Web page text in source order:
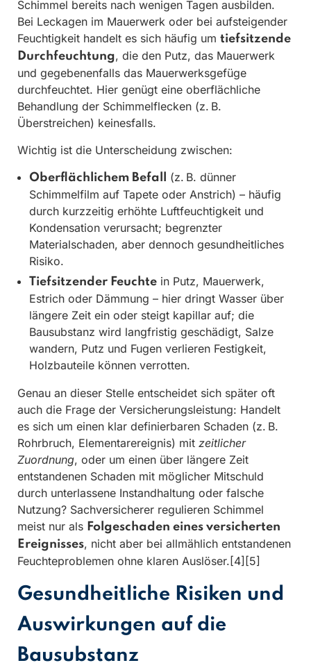
Schimmel bereits nach wenigen Tagen ausbilden.
Bei Leckagen im Mauerwerk oder bei aufsteigender
Feuchtigkeit handelt es sich häufig um tiefsitzende
Durchfeuchtung, die den Putz, das Mauerwerk
und gegebenenfalls das Mauerwerksgefüge
durchfeuchtet. Hier genügt eine oberflächliche
Behandlung der Schimmelflecken (z. B.
Überstreichen) keinesfalls.
Wichtig ist die Unterscheidung zwischen:
Oberflächlichem Befall
(z. B. dünner
Schimmelfilm auf Tapete oder Anstrich) – häufig
durch kurzzeitig erhöhte Luftfeuchtigkeit und
Kondensation verursacht; begrenzter
Materialschaden, aber dennoch gesundheitliches
Risiko.
Tiefsitzender Feuchte in Putz, Mauerwerk,
Estrich oder Dämmung – hier dringt Wasser über
längere Zeit ein oder steigt kapillar auf; die
Bausubstanz wird langfristig geschädigt, Salze
wandern, Putz und Fugen verlieren Festigkeit,
Holzbauteile können verrotten.
Genau an dieser Stelle entscheidet sich später oft
auch die Frage der Versicherungsleistung: Handelt
es sich um einen klar definierbaren Schaden (z. B.
Rohrbruch, Elementarereignis) mit zeitlicher
Zuordnung, oder um einen über längere Zeit
entstandenen Schaden mit möglicher Mitschuld
durch unterlassene Instandhaltung oder falsche
Nutzung? Sachversicherer regulieren Schimmel
meist nur als Folgeschaden eines versicherten
Ereignisses, nicht aber bei allmählich entstandenen
Feuchteproblemen ohne klaren Auslöser.[4][5]
Gesundheitliche Risiken und
Auswirkungen auf die
Bausubstanz